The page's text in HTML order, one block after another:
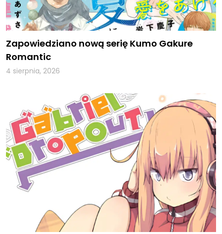
Zapowiedziano nową serię Kumo Gakure
Romantic
4 sierpnia, 2026